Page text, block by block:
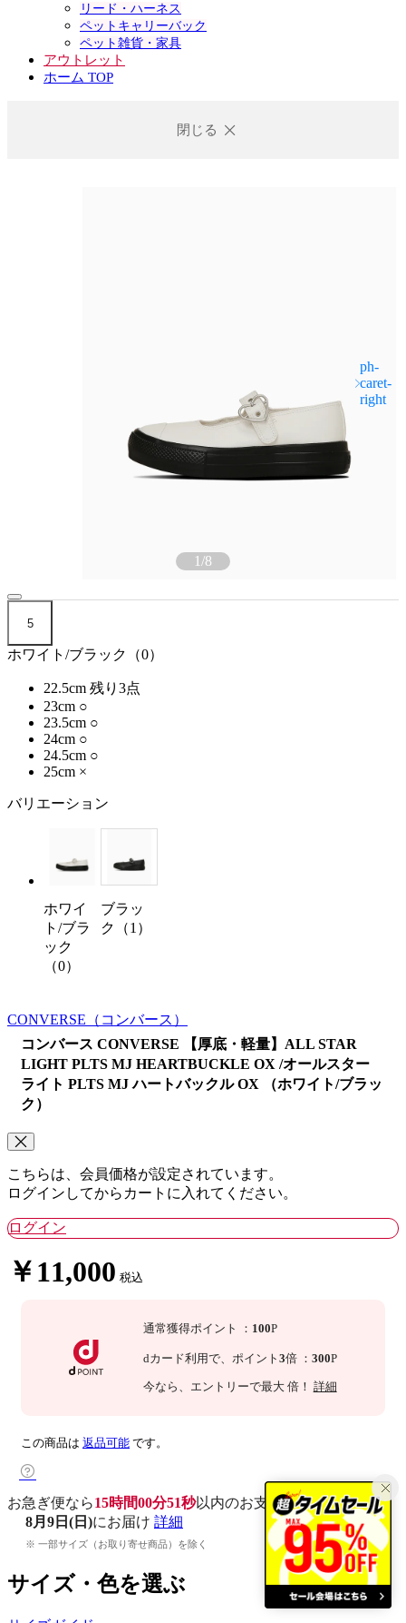
リード・ハーネス
ペットキャリーバック
ペット雑貨・家具
アウトレット
ホーム TOP
閉じる
1/8
5
ホワイト/ブラック（0）
22.5cm 残り3点
23cm ○
23.5cm ○
24cm ○
24.5cm ○
25cm ×
バリエーション
ホワイ
ト/ブラ
ック
（0）
ブラッ
ク（1）
CONVERSE （コンバース）
コンバース CONVERSE 【厚底・軽量】ALL STAR
LIGHT PLTS MJ HEARTBUCKLE OX /オールスター
ライト PLTS MJ ハートバックル OX （ホワイト/ブラッ
ク）
こちらは、会員価格が設定されています。
ログインしてからカートに入れてください。
ログイン
￥11,000 税込
通常獲得ポイント ： 100P
dカード利用で、 ポイント 3倍 ： 300P
今なら 、エントリーで最大 倍！ 詳細
この商品は 返品可能 です。
お急ぎ便なら15時間00分50秒以内のお支払いで
8月9日(日)にお届け 詳細
※ 一部サイズ（お取り寄せ商品）を除く
サイズ・色を選ぶ